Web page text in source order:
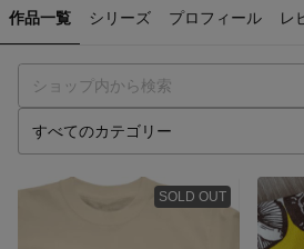
作品一覧 シリーズ プロフィール レ
SOLD OUT